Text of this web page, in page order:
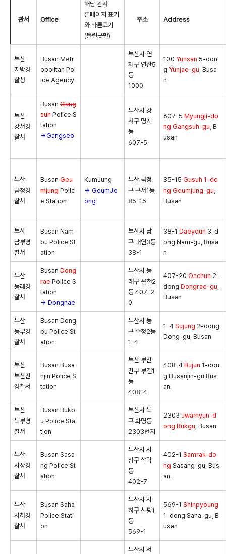
관서 Office
해당 관서
홈페이지 표기
와 바른표기
(틀린곳만)
주소 Address
부산
지방경
찰청
Busan Metr
opolitan Pol
ice Agency
부산시 연
제구 연산5
동
1000
100 Yunsan 5-don
g Yunjae-gu , Busa
n
부산
강서경
찰서
Busan Gang
suh Police S
tation
→Gangseo
부산시 강
서구 명지
동
607-5
607-5 Myungji-do
ng Gangsuh-gu , B
usan
부산
금정경
찰서
Busan Geu
mjung Polic
e Station
KumJung
→ GeumJe
ong
부산 금정
구 구서1동
85-15
85-15 Gusuh 1-do
ng Geumjung-gu
Busan
부산
남부경
찰서
Busan Nam
bu Police St
ation
부산시 남
구 대연3동
38-1
38-1 Daeyoun 3-d
ong Nam-gu, Busa
n
부산
동래경
찰서
Busan Dong
rae Police S
tation
→ Dongnae
부산시 동
래구 온천2
동 407-2
0
407-20 Onchun 2-
dong Dongrae-gu
Busan
부산
동부경
찰서
Busan Dong
bu Police St
ation
부산시 동
구 수정2동
1-4
1-4 Sujung 2-dong
Dong-gu, Busan
부산
부산진
경찰서
Busan Busa
njin Police S
tation
부산 부산
진구 부전1
동
408-4
408-4 Bujun 1-don
g Busanjin-gu Bus
an
부산
북부경
찰서
Busan Bukb
u Police Sta
tion
부산시 북
구 화명동
2303번지
2303 Jwamyun-d
ong Bukgu , Busan
부산
사상경
찰서
Busan Sasa
ng Police St
ation
부산시 사
상구 삼락
동
402-7
402-1 Samrak-do
ng Sasang-gu, Bus
an
부산
사하경
찰서
Busan Saha
Police Stati
on
부산시 사
하구 신평1
동
569-1
569-1 Shinpyoung
1-dong Saha-gu, B
usan
부산시 서